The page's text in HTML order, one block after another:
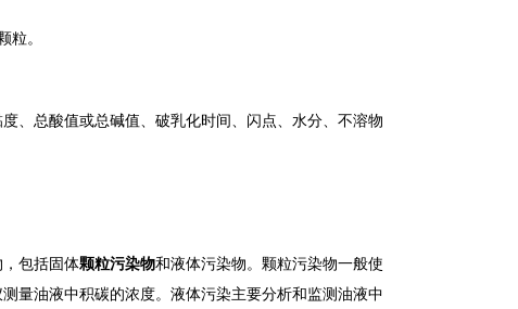
。
总酸值或总碱值、破乳化时间、闪点、水分、不溶物
包括固体颗粒污染物和液体污染物。颗粒污染物一般使
量油液中积碳的浓度。液体污染主要分析和监测油液中